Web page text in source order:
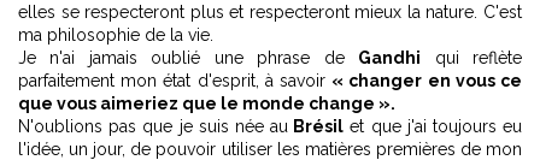
elles se respecteront plus et respecteront mieux la nature. C'est
ma philosophie de la vie.
Je n'ai jamais oublié une phrase de Gandhi qui reflète
parfaitement mon état d'esprit, à savoir « changer en vous ce
que vous aimeriez que le monde change ».
N'oublions pas que je suis née au Brésil et que j'ai toujours eu
l'idée, un jour, de pouvoir utiliser les matières premières de mon